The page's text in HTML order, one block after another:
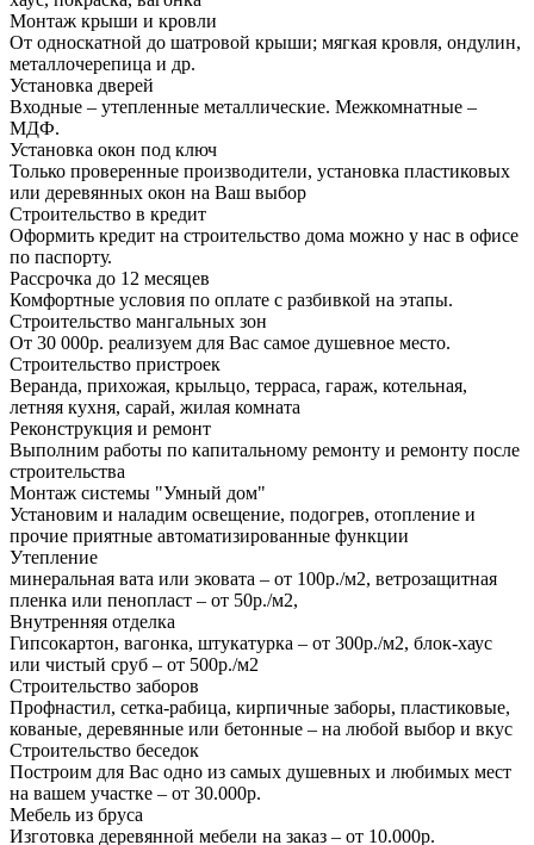
Монтаж крыши и кровли
От односкатной до шатровой крыши; мягкая кровля, ондулин,
металлочерепица и др.
Установка дверей
Входные – утепленные металлические. Межкомнатные –
МДФ.
Установка окон под ключ
Только проверенные производители, установка пластиковых
или деревянных окон на Ваш выбор
Строительство в кредит
Оформить кредит на строительство дома можно у нас в офисе
по паспорту.
Рассрочка до 12 месяцев
Комфортные условия по оплате с разбивкой на этапы.
Строительство мангальных зон
От 30 000р. реализуем для Вас самое душевное место.
Строительство пристроек
Веранда, прихожая, крыльцо, терраса, гараж, котельная,
летняя кухня, сарай, жилая комната
Реконструкция и ремонт
Выполним работы по капитальному ремонту и ремонту после
строительства
Монтаж системы "Умный дом"
Установим и наладим освещение, подогрев, отопление и
прочие приятные автоматизированные функции
Утепление
минеральная вата или эковата – от 100р./м2, ветрозащитная
пленка или пенопласт – от 50р./м2,
Внутренняя отделка
Гипсокартон, вагонка, штукатурка – от 300р./м2, блок-хаус
или чистый сруб – от 500р./м2
Строительство заборов
Профнастил, сетка-рабица, кирпичные заборы, пластиковые,
кованые, деревянные или бетонные – на любой выбор и вкус
Строительство беседок
Построим для Вас одно из самых душевных и любимых мест
на вашем участке – от 30.000р.
Мебель из бруса
Изготовка деревянной мебели на заказ – от 10.000р.